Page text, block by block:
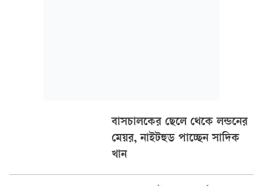
বাসচালকের ছেলে থেকে লন্ডনের
মেয়র, নাইটহুড পাচ্ছেন সাদিক
খান